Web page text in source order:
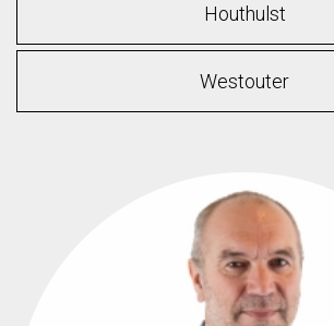
Houthulst
Westouter